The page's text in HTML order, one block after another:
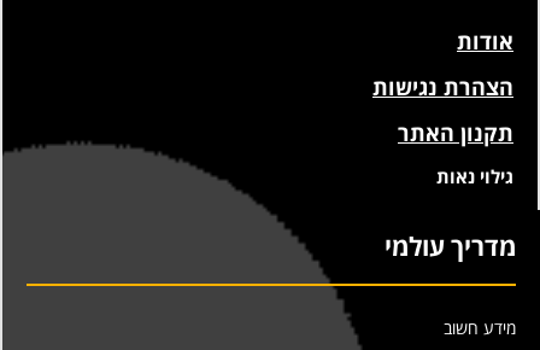
אודות
הצהרת נגישות
תקנון האתר
גילוי נאות
מדריך עולמי
מידע חשוב